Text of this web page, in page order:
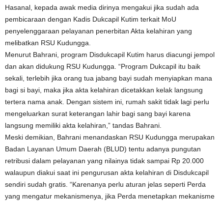
Hasanal, kepada awak media dirinya mengakui jika sudah ada
pembicaraan dengan Kadis Dukcapil Kutim terkait MoU
penyelenggaraan pelayanan penerbitan Akta kelahiran yang
melibatkan RSU Kudungga.
Menurut Bahrani, program Disdukcapil Kutim harus diacungi jempol
dan akan didukung RSU Kudungga. “Program Dukcapil itu baik
sekali, terlebih jika orang tua jabang bayi sudah menyiapkan mana
bagi si bayi, maka jika akta kelahiran dicetakkan kelak langsung
tertera nama anak. Dengan sistem ini, rumah sakit tidak lagi perlu
mengeluarkan surat keterangan lahir bagi sang bayi karena
langsung memiliki akta kelahiran,” tandas Bahrani.
Meski demikian, Bahrani menandaskan RSU Kudungga merupakan
Badan Layanan Umum Daerah (BLUD) tentu adanya pungutan
retribusi dalam pelayanan yang nilainya tidak sampai Rp 20.000
walaupun diakui saat ini pengurusan akta kelahiran di Disdukcapil
sendiri sudah gratis. “Karenanya perlu aturan jelas seperti Perda
yang mengatur mekanismenya, jika Perda menetapkan mekanisme